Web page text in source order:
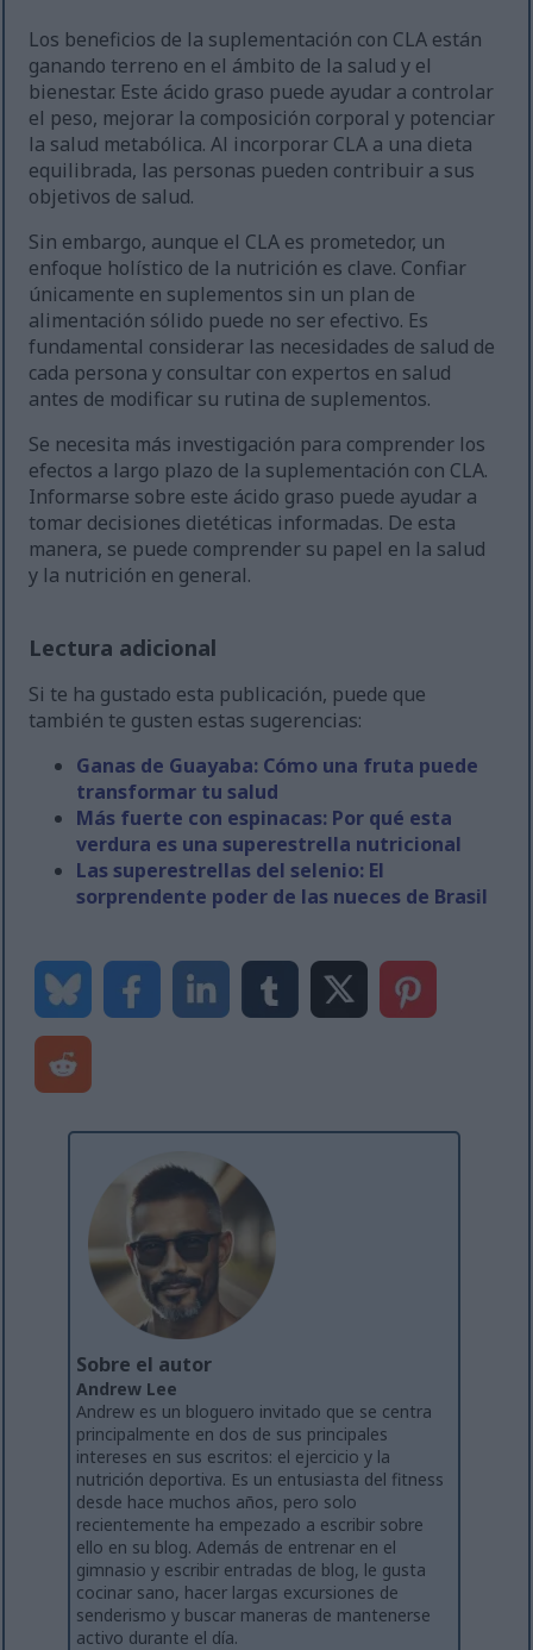
Los beneficios de la suplementación con CLA están
ganando terreno en el ámbito de la salud y el
bienestar. Este ácido graso puede ayudar a controlar
el peso, mejorar la composición corporal y potenciar
la salud metabólica. Al incorporar CLA a una dieta
equilibrada, las personas pueden contribuir a sus
objetivos de salud.
Sin embargo, aunque el CLA es prometedor, un
enfoque holístico de la nutrición es clave. Confiar
únicamente en suplementos sin un plan de
alimentación sólido puede no ser efectivo. Es
fundamental considerar las necesidades de salud de
cada persona y consultar con expertos en salud
antes de modificar su rutina de suplementos.
Se necesita más investigación para comprender los
efectos a largo plazo de la suplementación con CLA.
Informarse sobre este ácido graso puede ayudar a
tomar decisiones dietéticas informadas. De esta
manera, se puede comprender su papel en la salud
y la nutrición en general.
Lectura adicional
Si te ha gustado esta publicación, puede que
también te gusten estas sugerencias:
Ganas de Guayaba: Cómo una fruta puede
transformar tu salud
Más fuerte con espinacas: Por qué esta
verdura es una superestrella nutricional
Las superestrellas del selenio: El
sorprendente poder de las nueces de Brasil
Sobre el autor
Andrew Lee
Andrew es un bloguero invitado que se centra
principalmente en dos de sus principales
intereses en sus escritos: el ejercicio y la
nutrición deportiva. Es un entusiasta del fitness
desde hace muchos años, pero solo
recientemente ha empezado a escribir sobre
ello en su blog. Además de entrenar en el
gimnasio y escribir entradas de blog, le gusta
cocinar sano, hacer largas excursiones de
senderismo y buscar maneras de mantenerse
activo durante el día.